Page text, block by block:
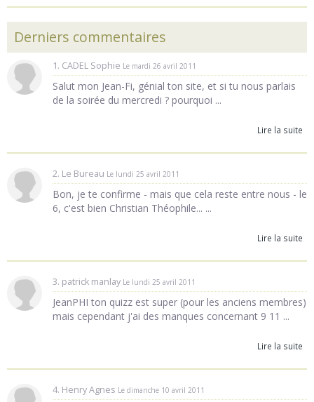
Derniers commentaires
1. CADEL Sophie Le mardi 26 avril 2011
Salut mon Jean-Fi, génial ton site, et si tu nous parlais
de la soirée du mercredi ? pourquoi ...
Lire la suite
2. Le Bureau Le lundi 25 avril 2011
Bon, je te confirme - mais que cela reste entre nous - le
6, c'est bien Christian Théophile... ...
Lire la suite
3. patrick manlay Le lundi 25 avril 2011
JeanPHI ton quizz est super (pour les anciens membres)
mais cependant j'ai des manques concernant 9 11 ...
Lire la suite
4. Henry Agnes Le dimanche 10 avril 2011